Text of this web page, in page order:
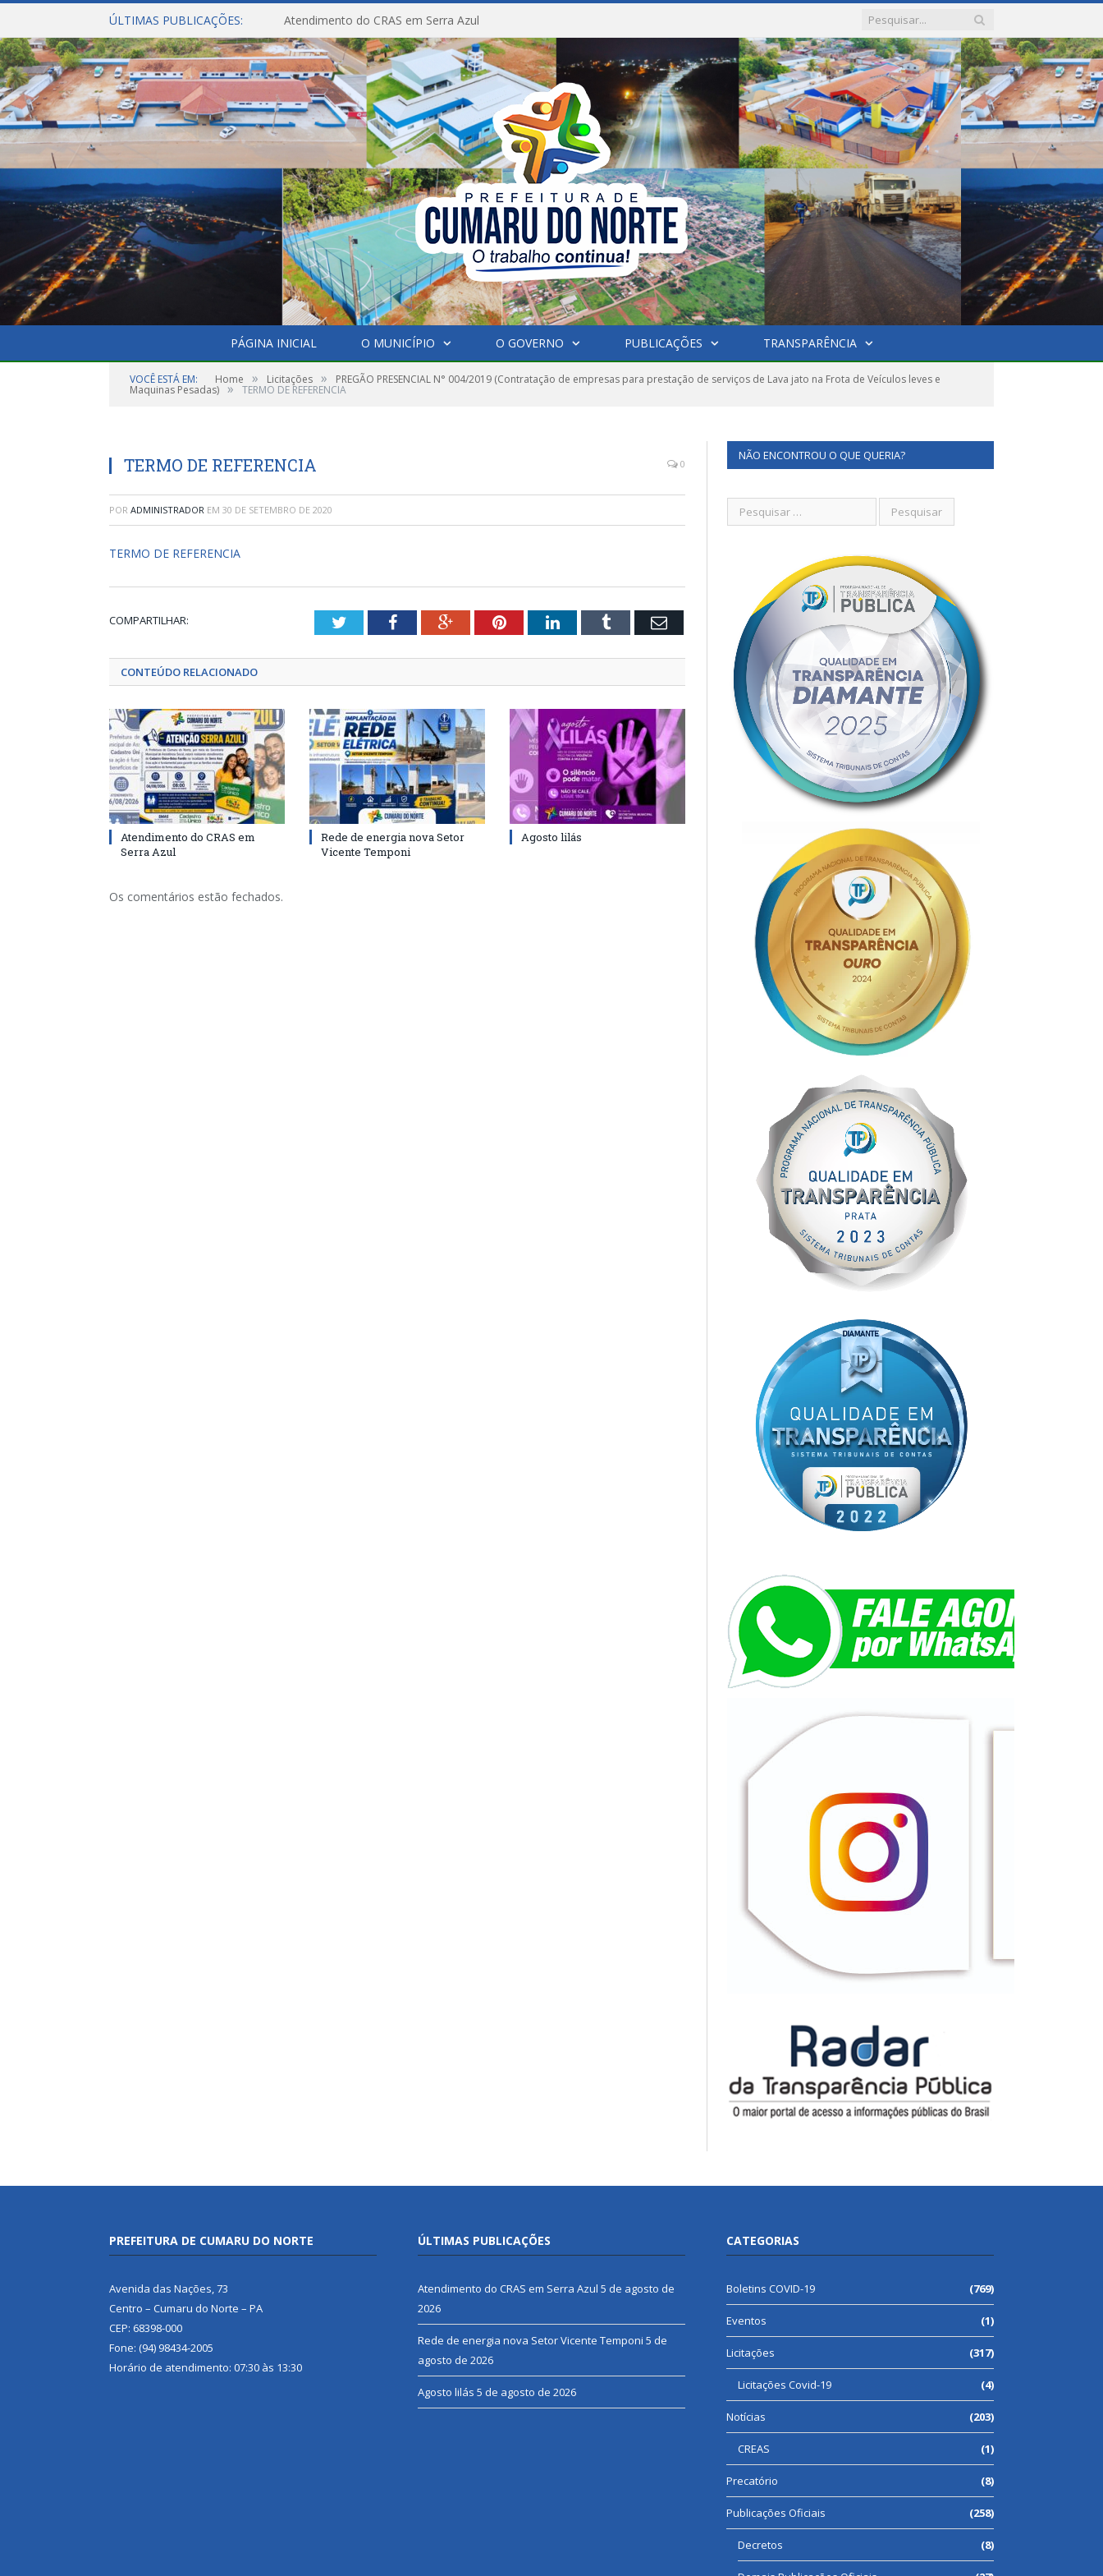
ÚLTIMAS PUBLICAÇÕES: Atendimento do CRAS em Serra Azul
PÁGINA INICIAL O MUNICÍPIO O GOVERNO PUBLICAÇÕES TRANSPARÊNCIA
VOCÊ ESTÁ EM: Home » Licitações » PREGÃO PRESENCIAL N° 004/2019 (Contratação de empresas para prestação de serviços de Lava jato na Frota de Veículos leves e
Maquinas Pesadas) » TERMO DE REFERENCIA
TERMO DE REFERENCIA 0
POR ADMINISTRADOR EM 30 DE SETEMBRO DE 2020
TERMO DE REFERENCIA
COMPARTILHAR: TwitterFacebookGoogle+PinterestLinkedInTumblr Email
CONTEÚDO RELACIONADO
Atendimento do CRAS em
Serra Azul
Rede de energia nova Setor
Vicente Temponi
Agosto lilás
Os comentários estão fechados.
NÃO ENCONTROU O QUE QUERIA?
PREFEITURA DE CUMARU DO NORTE
Avenida das Nações, 73
Centro – Cumaru do Norte – PA
CEP: 68398-000
Fone: (94) 98434-2005
Horário de atendimento: 07:30 às 13:30
ÚLTIMAS PUBLICAÇÕES
Atendimento do CRAS em Serra Azul 5 de agosto de
2026
Rede de energia nova Setor Vicente Temponi 5 de
agosto de 2026
Agosto lilás 5 de agosto de 2026
CATEGORIAS
Boletins COVID-19 (769)
Eventos (1)
Licitações (317)
Licitações Covid-19 (4)
Notícias (203)
CREAS (1)
Precatório (8)
Publicações Oficiais (258)
Decretos (8)